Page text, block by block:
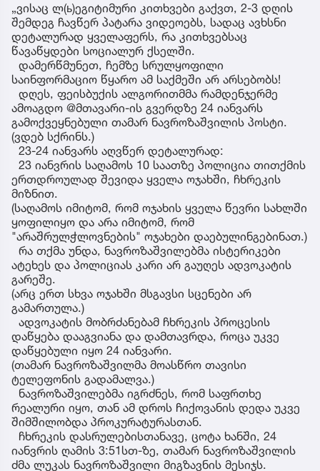
„ვისაც ლ(ь)ეგიტიმური კითხვები გაქვთ, 2-3 დღის
შემდეგ ჩავწერ პატარა ვიდეოებს, სადაც ავხსნი
დეტალურად ყველაფერს, რა კითხვებსაც
წავაწყდები სოციალურ ქსელში.
დამერწმუნეთ, ჩემზე სრულყოფილი
საინფორმაციო წყარო ამ საქმეში არ არსებობს!
დღეს, ფეისბუქის ალგორითმმა რამდენჯერმე
ამოაგდო @მთავარი-ის გვერდზე 24 იანვარს
გამოქვეყნებული თამარ ნავროზაშვილის პოსტი.
(ვდებ სქრინს.)
23-24 იანვარს აღვწერ დეტალურად:
23 იანვრის საღამოს 10 საათზე პოლიცია თითქმის
ერთდროულად შევიდა ყველა ოჯახში, ჩხრეკის
მიზნით.
(საღამოს იმიტომ, რომ ოჯახის ყველა წევრი სახლში
ყოფილიყო და არა იმიტომ, რომ
"არაშრულჭლოვნების" ოჯახები დაებულინგებინათ.)
რა თქმა უნდა, ნავროზაშვილებმა ისტერიკები
ატეხეს და პოლიციას კარი არ გაუღეს ადვოკატის
გარეშე.
(არც ერთ სხვა ოჯახში მსგავსი სცენები არ
გამართულა.)
ადვოკატის მობრძანებამ ჩხრეკის პროცესის
დაწყება დააგვიანა და დამთავრდა, როცა უკვე
დაწყებული იყო 24 იანვარი.
(თამარ ნავროზაშვილმა მოასწრო თავისი
ტელეფონის გადამალვა.)
ნავროზაშვილებმა იგრძნეს, რომ საფრთხე
რეალური იყო, თან ამ დროს ჩიქოვანის დედა უკვე
შიმშილობდა პროკურატურასთან.
ჩხრეკის დასრულებისთანავე, ცოტა ხანში, 24
იანვრის ღამის 3:51სთ-ზე, თამარ ნავროზაშვილის
ძმა ლუკას ნავროზაშვილი მიგზავნის მესიჯს.